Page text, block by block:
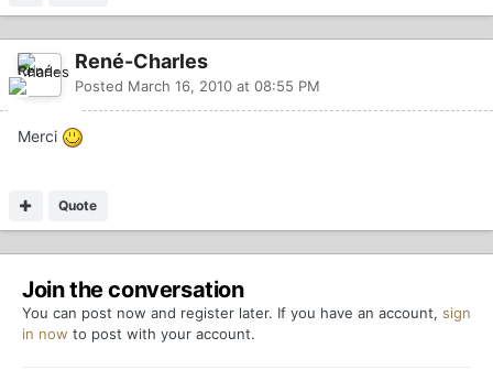
René-Charles
Posted March 16, 2010 at 08:55 PM
Merci
Quote
Join the conversation
You can post now and register later. If you have an account, sign
in now to post with your account.